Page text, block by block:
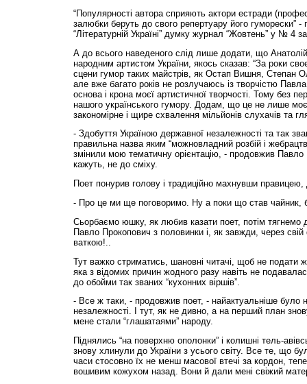
“Популярності автора сприяють актори естради
залюбки беруть до свого репертуару його гуморески” -
“Літературній Україні” думку журнал “Жовтень” у № 4
А до всього наведеного слід лише додати, що
народним артистом України, якось сказав: “За роки
сцени гумор таких майстрів, як Остап Вишня, Степан
але вже багато років не розлучаюсь із творчістю
основа і крона моєї артистичної творчості. Тому без
нашого українського гумору. Додам, що це не лише
закономірне і щире схвалення мільйонів слухачів та
- Здобуття Україною державної незалежності та так
правильна назва яким “можновладний розбій і
змінили мою тематичну орієнтацію, - продовжив
кажуть, не до сміху.
Поет понурив голову і традиційно махнувши
- Про це ми ще поговоримо. Ну а поки що став чайник,
Сьорбаємо юшку, як любив казати поет, потім тягнемо
Павло Прокопович з половинки і, як завжди, через
ваткою!..
Тут важко стриматись, шановні читачі, щоб не подати
яка з відомих причин жодного разу навіть не
до обойми так званих “кухонних віршів”.
- Все ж таки, - продовжив поет, - найактуальніше було
незалежності. І тут, як не дивно, а на перший план
мене стали “глашатаями” народу.
Піднялись “на поверхню ополонки” і колишні тель-
знову хлинули до України з усього світу. Все те, що
часи стосовно їх не менш масової втечі за кордон,
вошивим кожухом назад. Вони й дали мені свіжий